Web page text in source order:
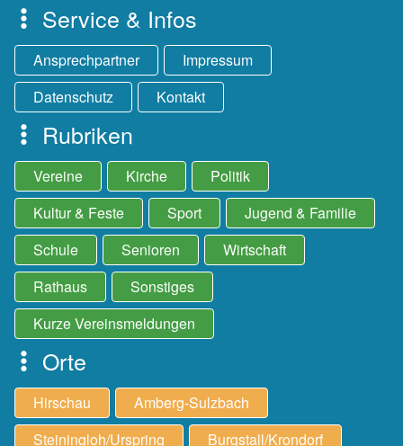
Service & Infos
Ansprechpartner
Impressum
Datenschutz
Kontakt
Rubriken
Vereine Kirche
Politik
Kultur & Feste
Sport
Jugend & Familie
Schule
Senioren
Wirtschaft
Rathaus
Sonstiges
Kurze Vereinsmeldungen
Orte
Hirschau
Amberg-Sulzbach
Steiningloh/Urspring
Burgstall/Krondorf